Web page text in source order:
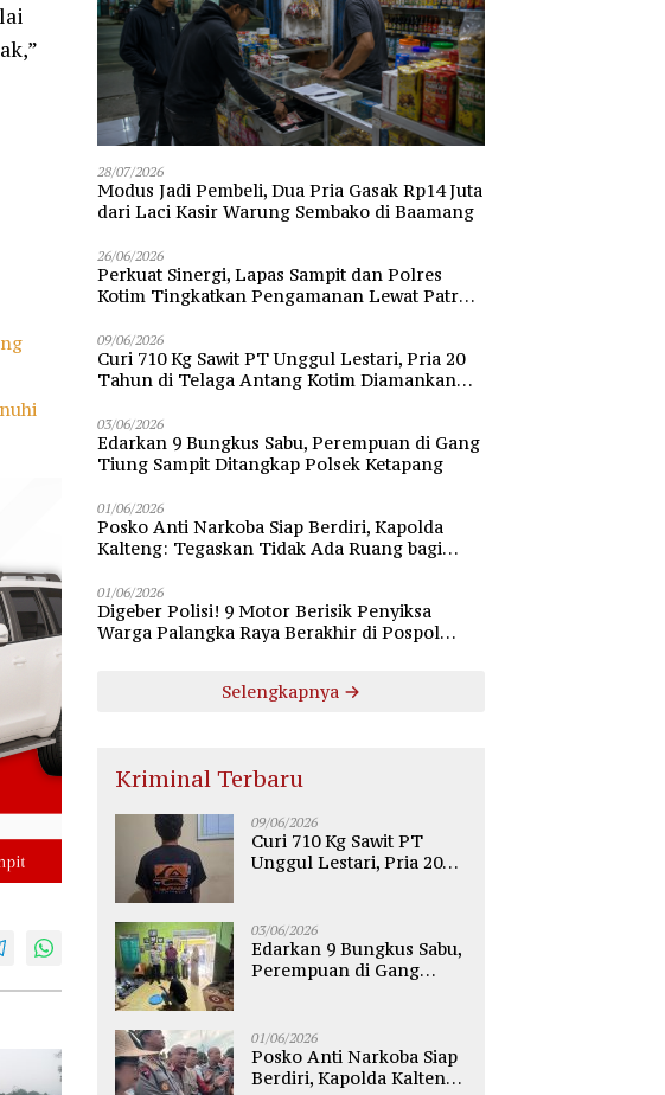
28/07/2026
Modus Jadi Pembeli, Dua Pria Gasak Rp14 Juta
dari Laci Kasir Warung Sembako di Baamang
26/06/2026
Perkuat Sinergi, Lapas Sampit dan Polres
Kotim Tingkatkan Pengamanan Lewat Patroli
09/06/2026
Curi 710 Kg Sawit PT Unggul Lestari, Pria 20
Tahun di Telaga Antang Kotim Diamankan
03/06/2026
Edarkan 9 Bungkus Sabu, Perempuan di Gang
Tiung Sampit Ditangkap Polsek Ketapang
01/06/2026
Posko Anti Narkoba Siap Berdiri, Kapolda
Kalteng: Tegaskan Tidak Ada Ruang bagi
01/06/2026
Digeber Polisi! 9 Motor Berisik Penyiksa
Warga Palangka Raya Berakhir di Pospol
Selengkapnya
Kriminal Terbaru
09/06/2026
Curi 710 Kg Sawit PT
Unggul Lestari, Pria 20
03/06/2026
Edarkan 9 Bungkus Sabu,
Perempuan di Gang
01/06/2026
Posko Anti Narkoba Siap
Berdiri, Kapolda Kalteng: